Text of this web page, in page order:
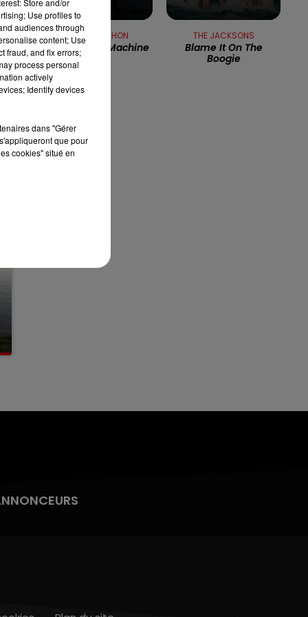
12h00 - 13h00
RDL & VOUS
ALAIN SOUCHON
L'amour À La Machine
THE JACKSONS
Blame It On The
Boogie
Store and/or
Use profiles to
audiences through
content; Use
fraud, and fix errors;
process personal
actively
Identify devices
dans "Gérer
que pour
cookies" situé en